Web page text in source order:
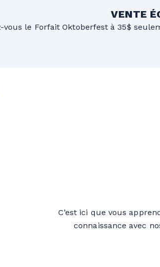
VENTE
vous le Forfait Oktoberfest à 35$
C’est ici que vous
connaissance avec